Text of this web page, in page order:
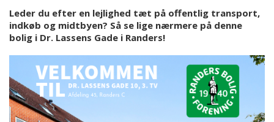
Leder du efter en lejlighed tæt på offentlig transport,
indkøb og midtbyen? Så se lige nærmere på denne
bolig i Dr. Lassens Gade i Randers!